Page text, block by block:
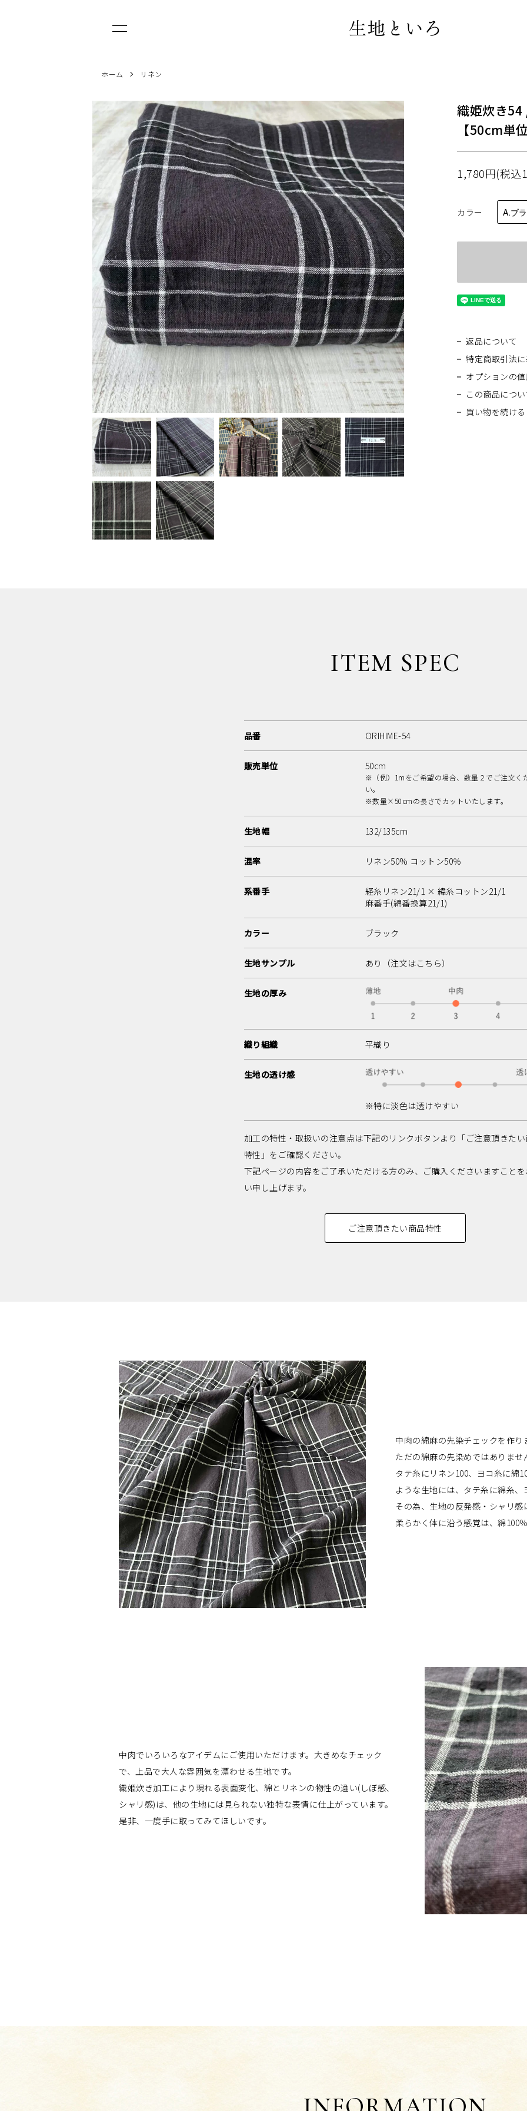
ホーム リネン
織姫炊き54
【50cm単
1,780円(税込
カラー
返品について
特定商取引法
オプションの
この商品につ
買い物を続ける
ITEM SPEC
品番 ORIHIME-54
販売単位 50cm
※（例）1mをご希望の場合、数量２でご注文く
い。
※数量×50cmの長さでカットいたします。
生地幅 132/135cm
混率 リネン50% コットン50％
系番手
経糸リネン21/1 × 緯糸コットン21/1
麻番手(綿番換算21/1)
カラー ブラック
生地サンプル あり （注文はこちら）
生地の厚み
織り組織 平織り
生地の透け感
※特に淡色は透けやすい
加工の特性・取扱いの注意点は下記のリンクボタンより「ご注意頂きた
特性」をご確認ください。
下記ページの内容をご了承いただける方のみ、ご購入くださいますこと
い申し上げます。
ご注意頂きたい商品特性
中肉の綿麻の先染チェックを作り
ただの綿麻の先染めではありませ
タテ糸にリネン100、ヨコ糸に綿
ような生地には、タテ糸に綿糸
その為、生地の反発感・シャリ
柔らかく体に沿う感覚は、綿100
中肉でいろいろなアイデムにご使用いただけます。大きめなチェック
で、上品で大人な雰囲気を漂わせる生地です。
織姫炊き加工により現れる表面変化、綿とリネンの物性の違い(しぼ感、
シャリ感)は、他の生地には見られない独特な表情に仕上がっています。
是非、一度手に取ってみてほしいです。